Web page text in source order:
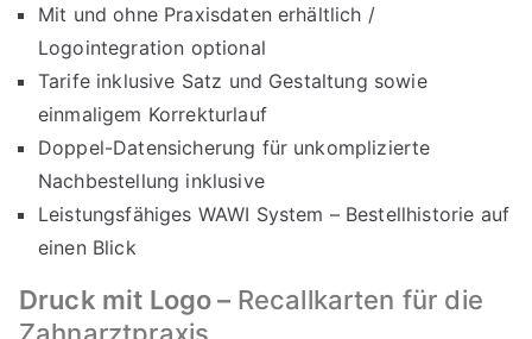
Mit und ohne Praxisdaten erhältlich /
Logointegration optional
Tarife inklusive Satz und Gestaltung sowie
einmaligem Korrekturlauf
Doppel-Datensicherung für unkomplizierte
Nachbestellung inklusive
Leistungsfähiges WAWI System – Bestellhistorie auf
einen Blick
Druck mit Logo – Recallkarten für die